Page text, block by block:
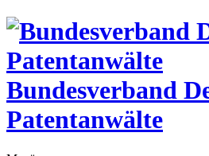
Bundesverband
Patentanwälte